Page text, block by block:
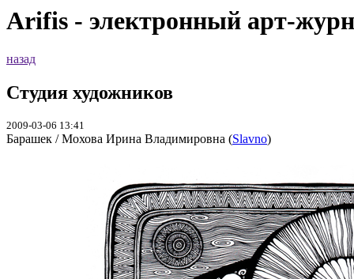
Arifis - электронный арт-
назад
Студия художников
2009-03-06 13:41
Барашек / Мохова Ирина Владимировна (Slavno)